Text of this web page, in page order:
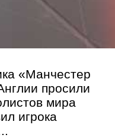
«Манчестер
просили
мира
игрока